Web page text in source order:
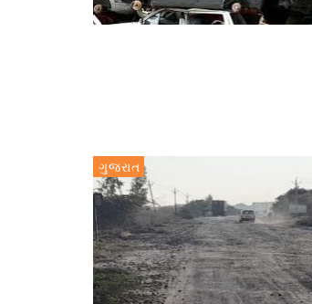
ગુજરાત